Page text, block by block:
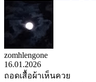
zomhlengone
16.01.2026
ถอดเสื้อผ้าเห็นควย